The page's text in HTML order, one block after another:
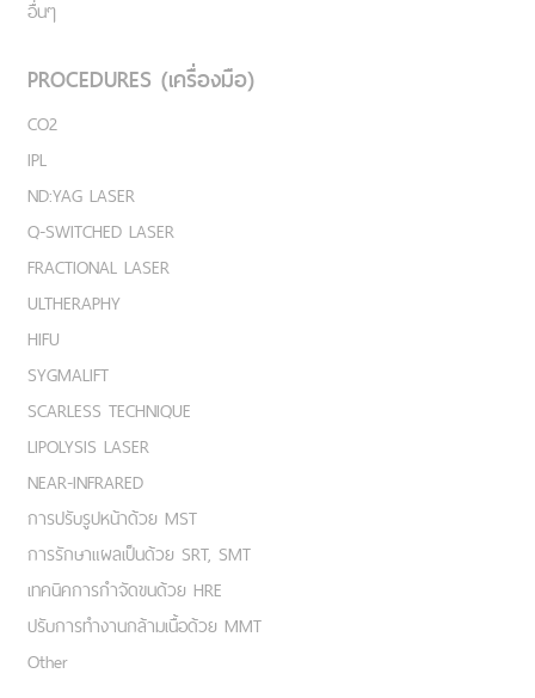
อื่นๆ
PROCEDURES (เครื่องมือ)
CO2
IPL
ND:YAG LASER
Q-SWITCHED LASER
FRACTIONAL LASER
ULTHERAPHY
HIFU
SYGMALIFT
SCARLESS TECHNIQUE
LIPOLYSIS LASER
NEAR-INFRARED
การปรับรูปหน้าด้วย MST
การรักษาแผลเป็นด้วย SRT, SMT
เทคนิคการกำจัดขนด้วย HRE
ปรับการทำงานกล้ามเนื้อด้วย MMT
Other